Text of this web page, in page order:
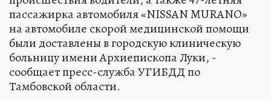
пассажирка автомобиля «NISSAN MURANO»
на автомобиле скорой медицинской помощи
были доставлены в городскую клиническую
больницу имени Архиепископа Луки, -
сообщает пресс-служба УГИБДД по
Тамбовской области.